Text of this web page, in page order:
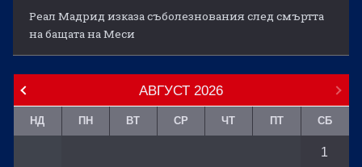
Реал Мадрид изказа съболезнования след смъртта
на бащата на Меси
АВГУСТ 2026
НД ПН ВТ СР ЧТ ПТ СБ
1